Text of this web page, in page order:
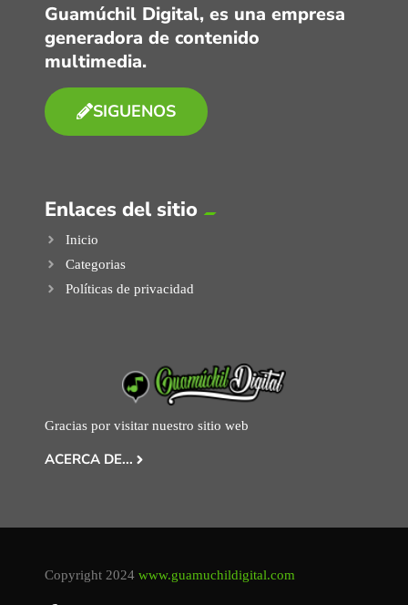
Guamúchil Digital, es una empresa
generadora de contenido
multimedia.
SIGUENOS
Enlaces del sitio
Inicio
Categorias
Políticas de privacidad
Gracias por visitar nuestro sitio web
ACERCA DE...
Copyright 2024 www.guamuchildigital.com